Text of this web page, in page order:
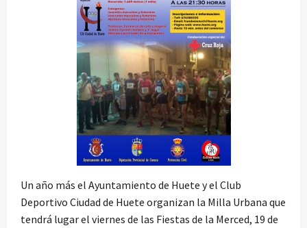
Un año más el Ayuntamiento de Huete y el Club
Deportivo Ciudad de Huete organizan la Milla Urbana que
tendrá lugar el viernes de las Fiestas de la Merced, 19 de